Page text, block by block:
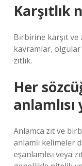
Karşıtlık
Birbirine karşıt ve
kavramlar, olgular
zıtlık.
Her
Anlamca zıt ve
anlamlı kelimeler
eşanlamlısı veya